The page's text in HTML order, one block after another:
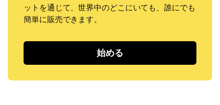
ットを通じて、世界中のどこにいても、誰にでも
簡単に販売できます。
始める